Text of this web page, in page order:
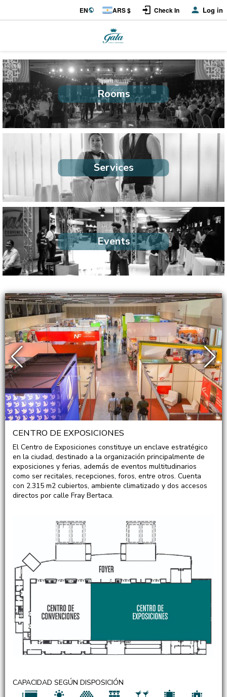
EN ARS $ Check In Log in
Rooms
Services
Events
CENTRO DE EXPOSICIONES
El Centro de Exposiciones constituye un enclave estratégico
en la ciudad, destinado a la organización principalmente de
exposiciones y ferias, además de eventos multitudinarios
como ser recitales, recepciones, foros, entre otros. Cuenta
con 2.315 m2 cubiertos, ambiente climatizado y dos accesos
directos por calle Fray Bertaca.
CAPACIDAD SEGÚN DISPOSICIÓN